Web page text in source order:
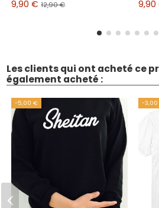
9,90 €12,90 €
Les clients qui ont acheté ce
également acheté :
-5,00 € -